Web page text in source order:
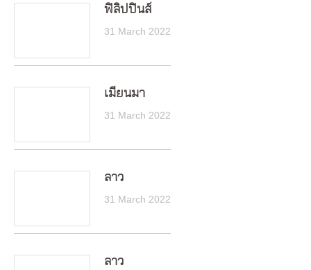
ฟิลิปปินส์
31 March 2022
เมียนมา
31 March 2022
ลาว
31 March 2022
ลาว